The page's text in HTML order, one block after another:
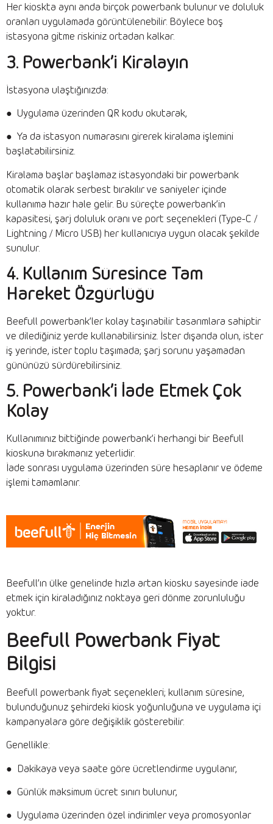
Her kioskta aynı anda birçok powerbank bulunur ve doluluk
oranları uygulamada görüntülenebilir. Böylece boş
istasyona gitme riskiniz ortadan kalkar.
3. Powerbank’i Kiralayın
İstasyona ulaştığınızda:
● Uygulama üzerinden QR kodu okutarak,
● Ya da istasyon numarasını girerek kiralama işlemini
başlatabilirsiniz.
Kiralama başlar başlamaz istasyondaki bir powerbank
otomatik olarak serbest bırakılır ve saniyeler içinde
kullanıma hazır hale gelir. Bu süreçte powerbank’in
kapasitesi, şarj doluluk oranı ve port seçenekleri (Type-C /
Lightning / Micro USB) her kullanıcıya uygun olacak şekilde
sunulur.
4. Kullanım Süresince Tam
Hareket Özgürlüğü
Beefull powerbank’ler kolay taşınabilir tasarımlara sahiptir
ve dilediğiniz yerde kullanabilirsiniz. İster dışarıda olun, ister
iş yerinde, ister toplu taşımada; şarj sorunu yaşamadan
gününüzü sürdürebilirsiniz.
5. Powerbank’i İade Etmek Çok
Kolay
Kullanımınız bittiğinde powerbank’i herhangi bir Beefull
kioskuna bırakmanız yeterlidir.
İade sonrası uygulama üzerinden süre hesaplanır ve ödeme
işlemi tamamlanır.
Beefull’ın ülke genelinde hızla artan kiosku sayesinde iade
etmek için kiraladığınız noktaya geri dönme zorunluluğu
yoktur.
Beefull Powerbank Fiyat
Bilgisi
Beefull powerbank fiyat seçenekleri; kullanım süresine,
bulunduğunuz şehirdeki kiosk yoğunluğuna ve uygulama içi
kampanyalara göre değişiklik gösterebilir.
Genellikle:
● Dakikaya veya saate göre ücretlendirme uygulanır,
● Günlük maksimum ücret sınırı bulunur,
● Uygulama üzerinden özel indirimler veya promosyonlar